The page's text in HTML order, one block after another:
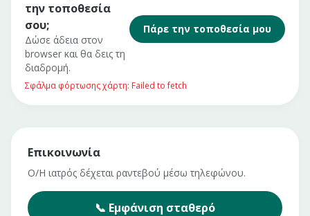
την τοποθεσία
σου;
Δώσε άδεια στον
browser και θα δεις τη
διαδρομή.
Πάρε την τοποθεσία μου
Σφάλμα φόρτωσης χάρτη: Failed to fetch
Επικοινωνία
Ο/Η ιατρός δέχεται ραντεβού μέσω τηλεφώνου.
📞 Εμφάνιση σταθερό